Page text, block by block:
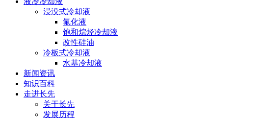
浸没式冷却液
氟化液
饱和烷烃冷却液
改性硅油
冷板式冷却液
水基冷却液
新闻资讯
知识百科
走进长先
关于长先
发展历程